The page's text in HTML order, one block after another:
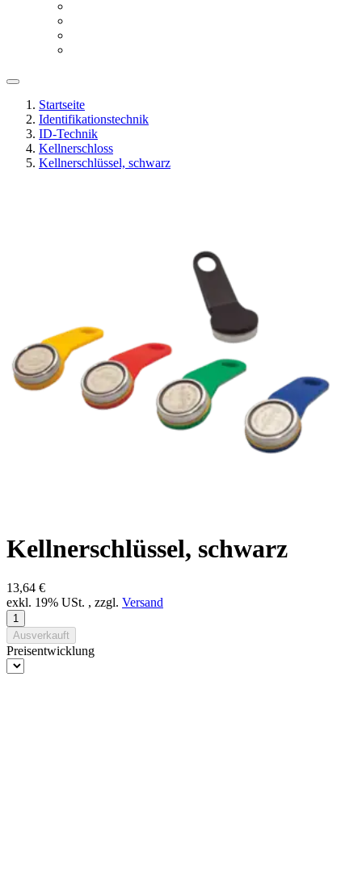
Startseite
Identifikationstechnik
ID-Technik
Kellnerschloss
Kellnerschlüssel, schwarz
Kellnerschlüssel, schwarz
13,64 €
exkl. 19% USt. , zzgl. Versand
Ausverkauft
Preisentwicklung